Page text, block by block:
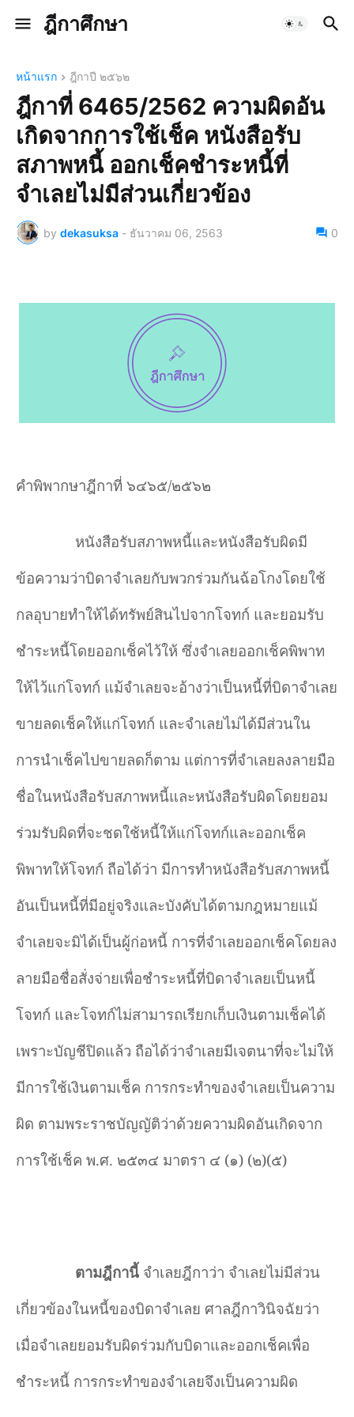
ฎีกาศึกษา
หน้าแรก ฎีกาปี ๒๕๖๒
ฎีกาที่ 6465/2562 ความผิดอัน
เกิดจากการใช้เช็ค หนังสือรับ
สภาพหนี้ ออกเช็คชำระหนี้ที่
จำเลยไม่มีส่วนเกี่ยวข้อง
by dekasuksa - ธันวาคม 06, 2563 0
คำพิพากษาฎีกาที่ ๖๔๖๕/๒๕๖๒
หนังสือรับสภาพหนี้และหนังสือรับผิดมี
ข้อความว่าบิดาจำเลยกับพวกร่วมกันฉ้อโกงโดยใช้
กลอุบายทำให้ได้ทรัพย์สินไปจากโจทก์ และยอมรับ
ชำระหนี้โดยออกเช็คไว้ให้ ซึ่งจำเลยออกเช็คพิพาท
ให้ไว้แก่โจทก์ แม้จำเลยจะอ้างว่าเป็นหนี้ที่บิดาจำเลย
ขายลดเช็คให้แก่โจทก์ และจำเลยไม่ได้มีส่วนใน
การนำเช็คไปขายลดก็ตาม แต่การที่จำเลยลงลายมือ
ชื่อในหนังสือรับสภาพหนี้และหนังสือรับผิดโดยยอม
ร่วมรับผิดที่จะชดใช้หนี้ให้แก่โจทก์และออกเช็ค
พิพาทให้โจทก์ ถือได้ว่า มีการทำหนังสือรับสภาพหนี้
อันเป็นหนี้ที่มีอยู่จริงและบังคับได้ตามกฎหมายแม้
จำเลยจะมิได้เป็นผู้ก่อหนี้ การที่จำเลยออกเช็คโดยลง
ลายมือชื่อสั่งจ่ายเพื่อชำระหนี้ที่บิดาจำเลยเป็นหนี้
โจทก์ และโจทก์ไม่สามารถเรียกเก็บเงินตามเช็คได้
เพราะบัญชีปิดแล้ว ถือได้ว่าจำเลยมีเจตนาที่จะไม่ให้
มีการใช้เงินตามเช็ค การกระทำของจำเลยเป็นความ
ผิด ตามพระราชบัญญัติว่าด้วยความผิดอันเกิดจาก
การใช้เช็ค พ.ศ. ๒๕๓๔ มาตรา ๔ (๑) (๒)(๕)
ตามฎีกานี้ จำเลยฎีกาว่า จำเลยไม่มีส่วน
เกี่ยวข้องในหนี้ของบิดาจำเลย ศาลฎีกาวินิจฉัยว่า
เมื่อจำเลยยอมรับผิดร่วมกับบิดาและออกเช็คเพื่อ
ชำระหนี้ การกระทำของจำเลยจึงเป็นความผิด